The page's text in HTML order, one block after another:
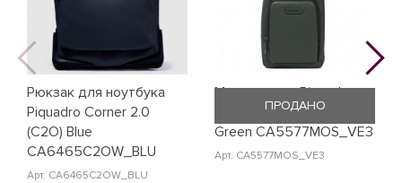
Рюкзак для ноутбука
Piquadro Corner 2.0
(C2O) Blue
CA6465C2OW_BLU
Арт. CA6465C2OW_BLU
Монорюкзак Piquadro
Modus Restyling (MOS)
Green CA5577MOS_VE3
Арт. CA5577MOS_VE3
ПРОДАНО